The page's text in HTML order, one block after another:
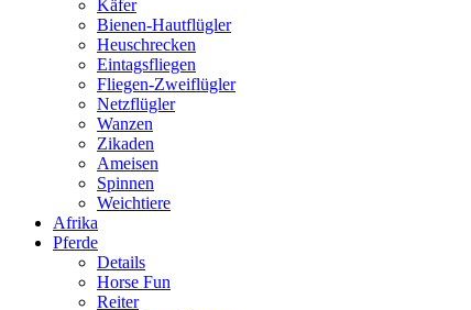
Käfer
Bienen-Hautflügler
Heuschrecken
Eintagsfliegen
Fliegen-Zweiflügler
Netzflügler
Wanzen
Zikaden
Ameisen
Spinnen
Weichtiere
Afrika
Pferde
Details
Horse Fun
Reiter